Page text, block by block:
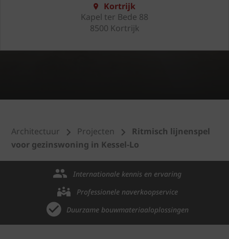
Kortrijk
Kapel ter Bede 88
8500 Kortrijk
Architectuur Projecten
Ritmisch lijnenspel
voor gezinswoning in Kessel-Lo
Internationale kennis en ervaring
Professionele naverkoopservice
Duurzame bouwmateriaaloplossingen